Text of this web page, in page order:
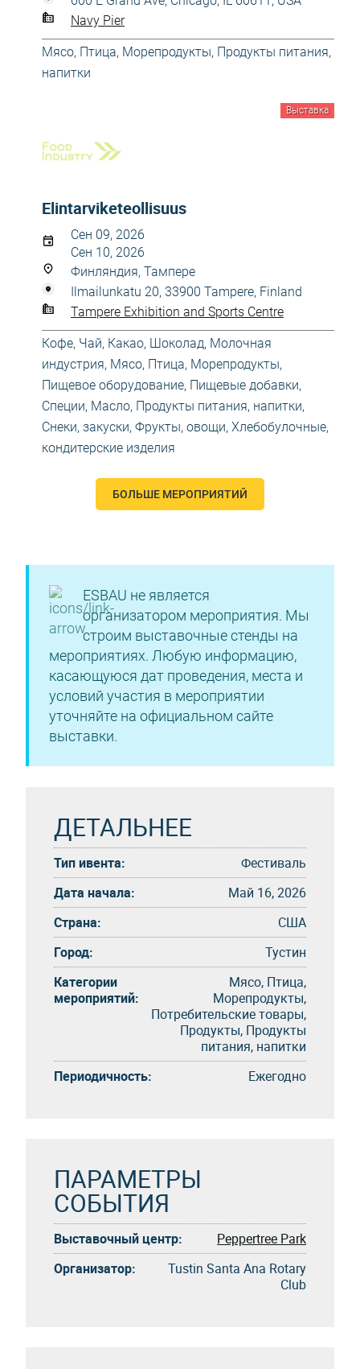
Navy Pier
Мясо, Птица, Морепродукты, Продукты питания,
напитки
Выставка
Elintarviketeollisuus
Сен 09, 2026
Сен 10, 2026
Финляндия, Тампере
Ilmailunkatu 20, 33900 Tampere, Finland
Tampere Exhibition and Sports Centre
Кофе, Чай, Какао, Шоколад, Молочная
индустрия, Мясо, Птица, Морепродукты,
Пищевое оборудование, Пищевые добавки,
Специи, Масло, Продукты питания, напитки,
Снеки, закуски, Фрукты, овощи, Хлебобулочные,
кондитерские изделия
БОЛЬШЕ МЕРОПРИЯТИЙ
ESBAU не является
организатором мероприятия. Мы
строим выставочные стенды на
мероприятиях. Любую информацию,
касающуюся дат проведения, места и
условий участия в мероприятии
уточняйте на официальном сайте
выставки.
ДЕТАЛЬНЕЕ
Тип ивента:
Фестиваль
Дата начала:
Май 16, 2026
Страна:
США
Город:
Тустин
Категории
мероприятий:
Мясо, Птица,
Морепродукты,
Потребительские товары,
Продукты, Продукты
питания, напитки
Периодичность:
Eжегоднo
ПАРАМЕТРЫ
СОБЫТИЯ
Выставочный центр:
Peppertree Park
Организатор:
Tustin Santa Ana Rotary
Club